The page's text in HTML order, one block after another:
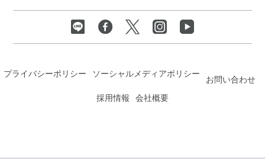
プライバシーポリシー ソーシャルメディアポリシー
お問い合わせ
採用情報
会社概要